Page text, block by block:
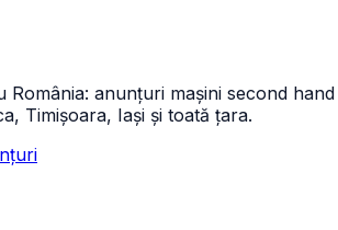
România: anunțuri mașini second
Timișoara, Iași și toată țara.